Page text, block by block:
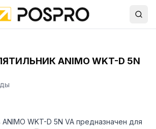
ANIMO WKT-D 5N
WKT-D 5N VA предназначен для